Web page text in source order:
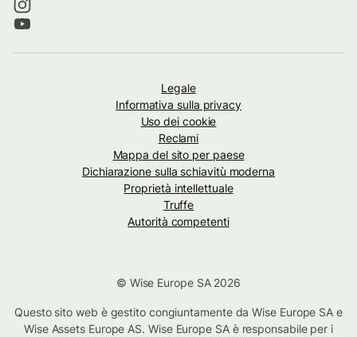
Legale
Informativa sulla privacy
Uso dei cookie
Reclami
Mappa del sito per paese
Dichiarazione sulla schiavitù moderna
Proprietà intellettuale
Truffe
Autorità competenti
© Wise Europe SA 2026
Questo sito web è gestito congiuntamente da Wise Europe SA e
Wise Assets Europe AS. Wise Europe SA è responsabile per i